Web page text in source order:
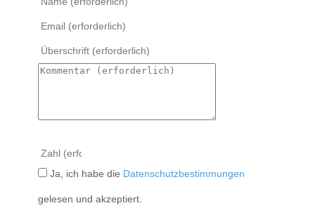
Ja, ich habe die Datenschutzbestimmungen
gelesen und akzeptiert.